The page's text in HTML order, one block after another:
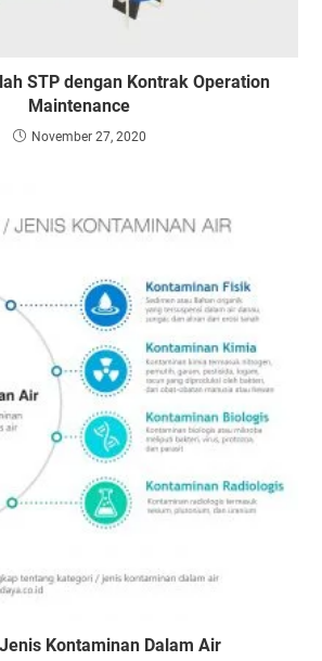
STP dengan Kontrak Operation
Maintenance
November 27, 2020
Kontaminan Dalam Air